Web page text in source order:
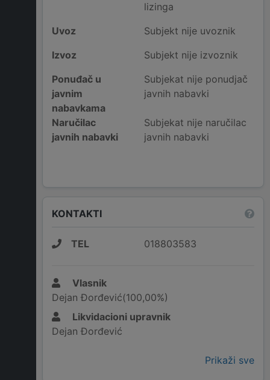
lizinga
Uvoz
Subjekt nije uvoznik
Izvoz
Subjekt nije izvoznik
Ponuđač u
javnim
nabavkama
Subjekat nije ponudjač
javnih nabavki
Naručilac
javnih nabavki
Subjekat nije naručilac
javnih nabavki
KONTAKTI
TEL 018803583
Vlasnik
Dejan Đorđević(100,00%)
Likvidacioni upravnik
Dejan Đorđević
Prikaži sve